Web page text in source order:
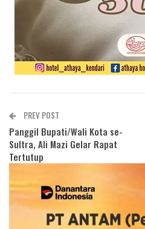
PREV POST
Panggil Bupati/Wali Kota se-
Sultra, Ali Mazi Gelar Rapat
Tertutup